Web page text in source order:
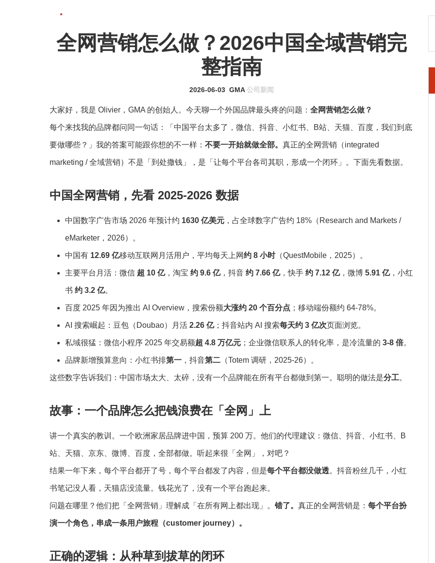
全网营销怎么做？2026中国全域营销完
整指南
2026-06-03 GMA 公司新闻
大家好，我是 Olivier，GMA 的创始人。今天聊一个外国品牌最头疼的问题： 全网营销怎么做？
每个来找我的品牌都问同一句话：「中国平台太多了，微信、抖音、小红书、B站、天猫、百度，我们到底
要做哪些？」我的答案可能跟你想的不一样： 不要一开始就做全部。 真正的全网营销（integrated
marketing / 全域营销）不是「到处撒钱」，是「让每个平台各司其职，形成一个闭环」。下面先看数据。
中国全网营销，先看 2025-2026 数据
中国数字广告市场 2026 年预计约 1630 亿美元 ，占全球数字广告约 18%（Research and Markets /
eMarketer，2026）。
中国有 12.69 亿移动互联网月活用户，平均每天上网约 8 小时（QuestMobile，2025）。
主要平台月活：微信 超 10 亿，淘宝 约 9.6 亿，抖音 约 7.66 亿，快手 约 7.12 亿，微博 5.91 亿，小红
书 约 3.2 亿。
百度 2025 年因为推出 AI Overview，搜索份额大涨约 20 个百分点 ；移动端份额约 64-78%。
AI 搜索崛起：豆包（Doubao）月活 2.26 亿；抖音站内 AI 搜索每天约 3 亿次页面浏览。
私域很猛：微信小程序 2025 年交易额超 4.8 万亿元 ；企业微信联系人的转化率，是冷流量的 3-8 倍。
品牌新增预算意向：小红书排第一 ，抖音第二 （Totem 调研，2025-26）。
这些数字告诉我们：中国市场太大、太碎，没有一个品牌能在所有平台都做到第一。聪明的做法是分工。
故事：一个品牌怎么把钱浪费在「全网」上
讲一个真实的教训。一个欧洲家居品牌进中国，预算 200 万。他们的代理建议：微信、抖音、小红书、B
站、天猫、京东、微博、百度，全部都做。听起来很「全网」，对吧？
结果一年下来，每个平台都开了号，每个平台都发了内容，但是每个平台都没做透。抖音粉丝几千，小红
书笔记没人看，天猫店没流量。钱花光了，没有一个平台跑起来。
问题在哪里？他们把「全网营销」理解成「在所有网上都出现」。 错了。 真正的全网营销是： 每个平台扮
演一个角色，串成一条用户旅程（customer journey）。
正确的逻辑：从种草到拔草的闭环